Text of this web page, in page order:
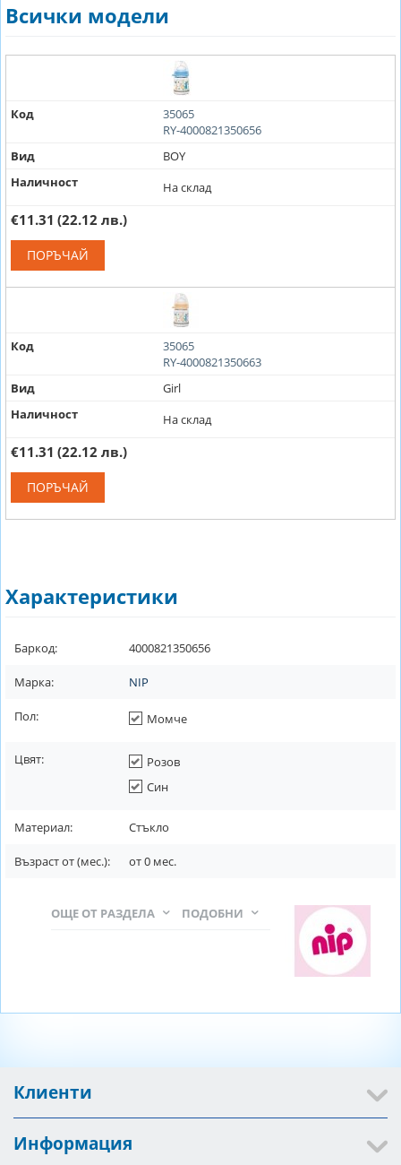
Всички модели
Код
35065
RY-4000821350656
Вид
BOY
Наличност
На склад
€11.31 (22.12 лв.)
ПОРЪЧАЙ
Код
35065
RY-4000821350663
Вид
Girl
Наличност
На склад
€11.31 (22.12 лв.)
ПОРЪЧАЙ
Характеристики
Баркод: 4000821350656
Марка: NIP
Пол: Момче
Цвят:
Розов
Син
Материал: Стъкло
Възраст от (мес.): от0 мес.
ПОДОБНИ
ОЩЕ ОТ РАЗДЕЛА
Клиенти
Информация